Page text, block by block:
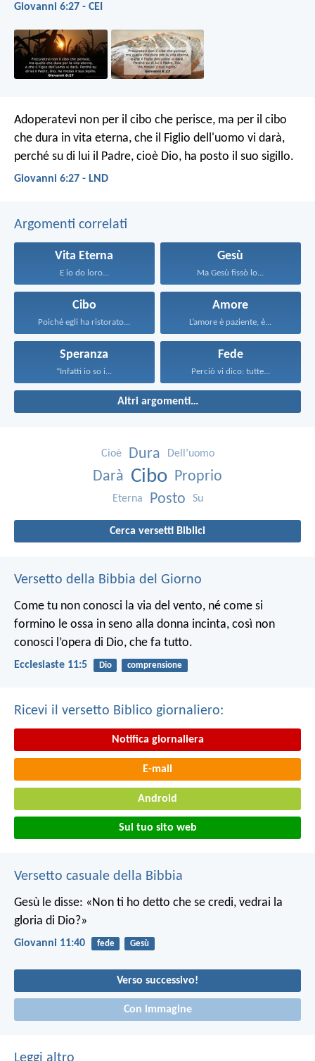
Giovanni 6:27 - CEI
Adoperatevi non per il cibo che perisce, ma per il cibo
che dura in vita eterna, che il Figlio dell'uomo vi darà,
perché su di lui il Padre, cioè Dio, ha posto il suo sigillo.
Giovanni 6:27 - LND
Argomenti correlati
Vita Eterna
E io do loro...
Gesù
Ma Gesù fissò lo...
Cibo
Poiché egli ha ristorato...
Amore
L’amore è paziente, è...
Speranza
“Infatti io so i...
Fede
Perciò vi dico: tutte...
Altri argomenti…
Cioè Dura Dell’uomo
Darà Cibo Proprio
Eterna Posto Su
Cerca versetti Biblici
Versetto della Bibbia del Giorno
Come tu non conosci la via del vento, né come si
formino le ossa in seno alla donna incinta, così non
conosci l’opera di Dio, che fa tutto.
Ecclesiaste 11:5 Dio comprensione
Ricevi il versetto Biblico giornaliero:
Notifica giornaliera
E-mail
Android
Sul tuo sito web
Versetto casuale della Bibbia
Gesù le disse: «Non ti ho detto che se credi, vedrai la
gloria di Dio?»
Giovanni 11:40 fede Gesù
Verso successivo!
Con immagine